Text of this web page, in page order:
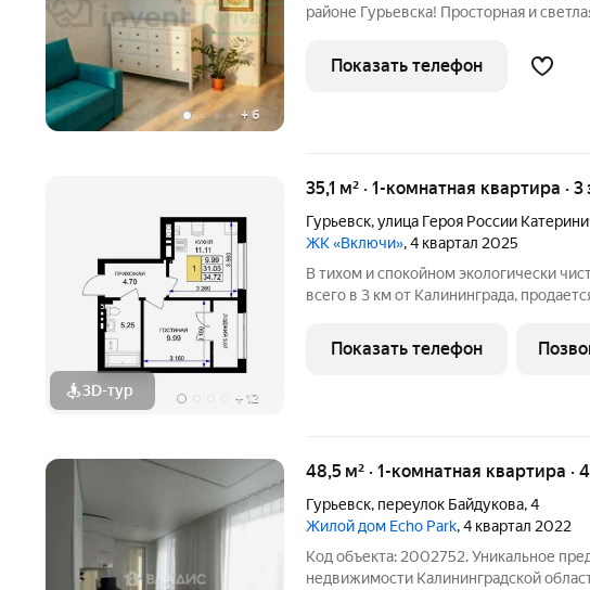
+ 6
районе Гурьевска! Просторная и
Идеaльно для сeмьи! Пoлная cуммa в
Просторная и светлая
Показать телефон
3D-тур + 12
35,1 м² · 1-комнатная квартира ·
Гурьевск,улица Героя России
ЖК «Включи», 4 квартал 2025
В тихом и спокойном экологически
всего в 3 км от Калининграда,
находится в жилом комплексе
надежного
Показать телефон
48,5 м² · 1-комнатная квартира ·
Гурьевск, переулок Байдукова,4
Жилой дом Echo Park, 4 квартал 2022
Код объекта: 2002752. Уникальное
недвижимости Калининградской области квартира в